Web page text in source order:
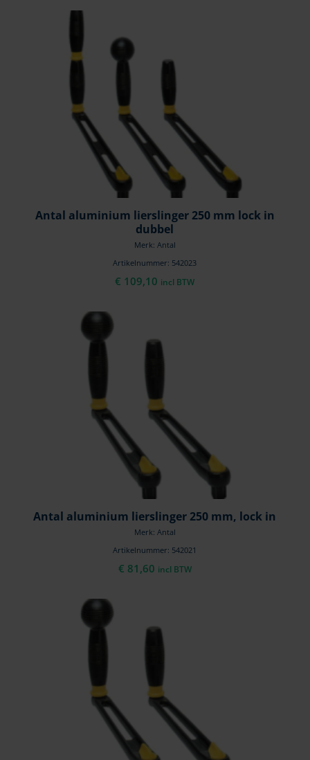
Antal aluminium lierslinger 250 mm lock in
dubbel
Merk: Antal
Artikelnummer: 542023
€ 109,10 incl BTW
Antal aluminium lierslinger 250 mm, lock in
Merk: Antal
Artikelnummer: 542021
€ 81,60 incl BTW